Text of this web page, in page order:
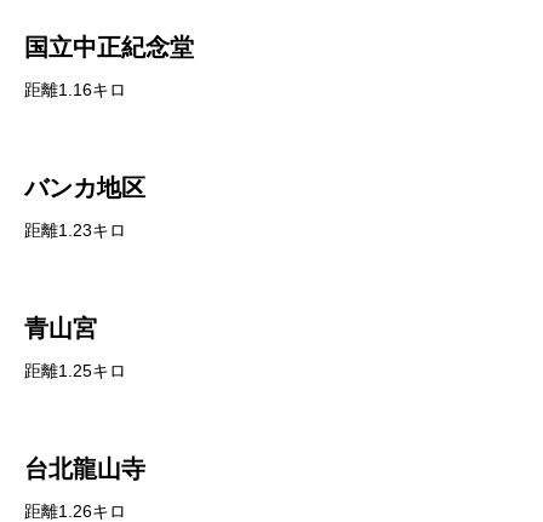
国立中正紀念堂
距離1.16キロ
バンカ地区
距離1.23キロ
青山宮
距離1.25キロ
台北龍山寺
距離1.26キロ